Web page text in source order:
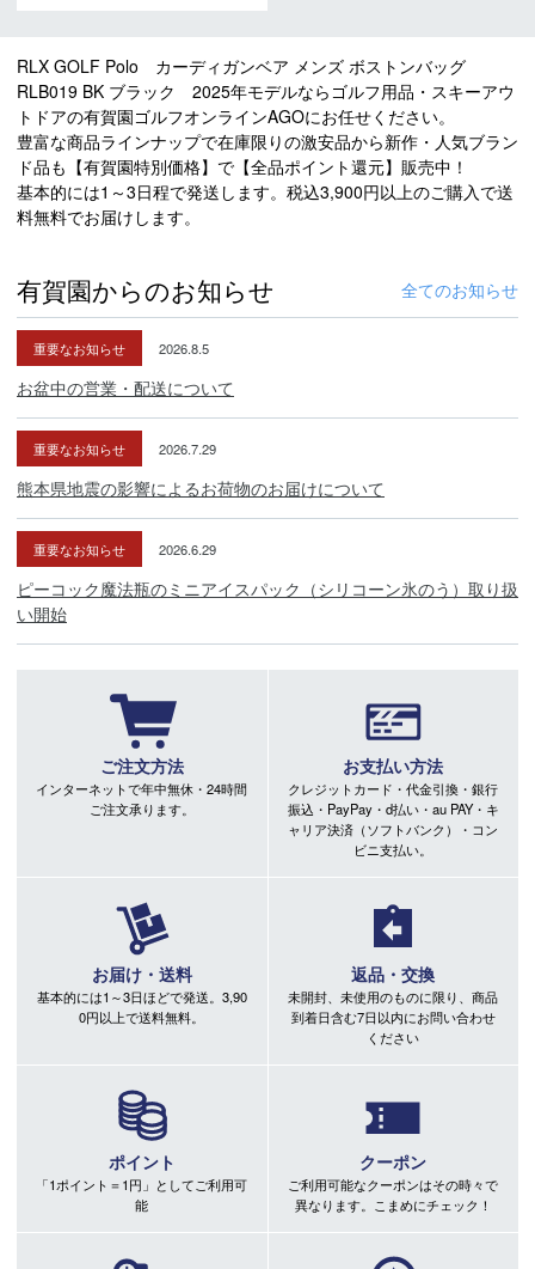
RLX GOLF Polo カーディガンベア メンズ ボストンバッグ
RLB019 BK ブラック 2025年モデルならゴルフ用品・スキーアウ
トドアの有賀園ゴルフオンラインAGOにお任せください。
豊富な商品ラインナップで在庫限りの激安品から新作・人気ブラン
ド品も【有賀園特別価格】で【全品ポイント還元】販売中！
基本的には1～3日程で発送します。税込3,900円以上のご購入で送
料無料でお届けします。
有賀園からのお知らせ 全てのお知らせ
重要なお知らせ 2026.8.5
お盆中の営業・配送について
重要なお知らせ 2026.7.29
熊本県地震の影響によるお荷物のお届けについて
重要なお知らせ 2026.6.29
ピーコック魔法瓶のミニアイスパック（シリコーン氷のう）取り扱
い開始
ご注文方法
インターネットで年中無休・24時間
ご注文承ります。
お支払い方法
クレジットカード・代金引換・銀行
振込・PayPay・d払い・au PAY・キ
ャリア決済（ソフトバンク）・コン
ビニ支払い。
お届け・送料
基本的には1～3日ほどで発送。3,90
0円以上で送料無料。
返品・交換
未開封、未使用のものに限り、商品
到着日含む7日以内にお問い合わせ
ください
ポイント
「1ポイント＝1円」としてご利用可
能
クーポン
ご利用可能なクーポンはその時々で
異なります。こまめにチェック！